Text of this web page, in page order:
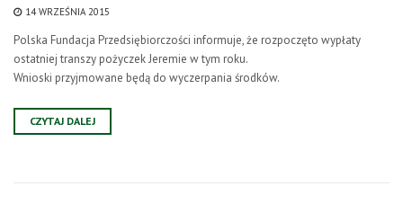
14 WRZEŚNIA 2015
Polska Fundacja Przedsiębiorczości informuje, że rozpoczęto wypłaty
ostatniej transzy pożyczek Jeremie w tym roku.
Wnioski przyjmowane będą do wyczerpania środków.
CZYTAJ DALEJ